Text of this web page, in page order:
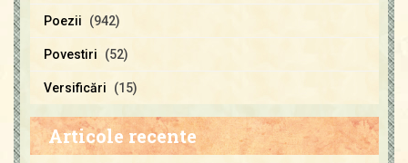
Poezii (942)
Povestiri (52)
Versificări (15)
Articole recente